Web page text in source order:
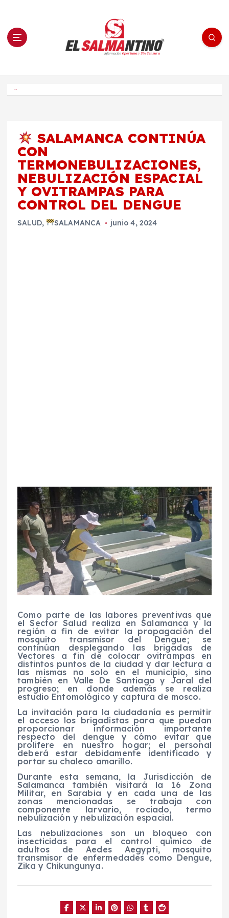
n El Salmantino - medios/noticias/editorial
SALAMANCA CONTINÚA
CON
TERMONEBULIZACIONES,
NEBULIZACIÓN ESPACIAL
Y OVITRAMPAS PARA
CONTROL DEL DENGUE
SALUD, SALAMANCA junio 4, 2024
Como parte de las labores preventivas que
el Sector Salud realiza en Salamanca y la
región a fin de evitar la propagación del
mosquito transmisor del Dengue; se
continúan desplegando las brigadas de
Vectores a fin de colocar ovitrampas en
distintos puntos de la ciudad y dar lectura a
las mismas no solo en el municipio, sino
también en Valle De Santiago y Jaral del
progreso; en donde además se realiza
estudio Entomológico y captura de mosco.
La invitación para la ciudadanía es permitir
el acceso los brigadistas para que puedan
proporcionar información importante
respecto del dengue y cómo evitar que
prolifere en nuestro hogar; el personal
deberá estar debidamente identificado y
portar su chaleco amarillo.
Durante esta semana, la Jurisdicción de
Salamanca también visitará la 16 Zona
Militar, en Sarabia y en cada una de las
zonas mencionadas se trabaja con
componente larvario, rociado, termo
nebulización y nebulización espacial.
Las nebulizaciones son un bloqueo con
insecticidas para el control químico de
adultos de Aedes Aegypti, mosquito
transmisor de enfermedades como Dengue,
Zika y Chikungunya.